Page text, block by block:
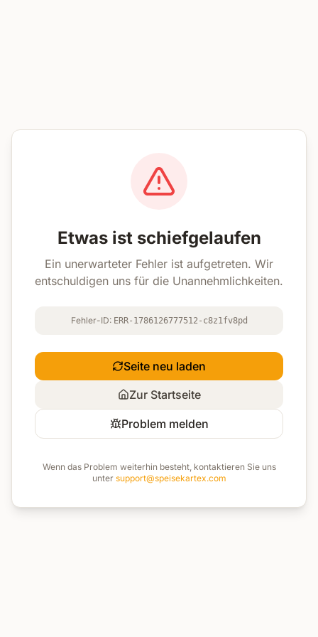
Etwas ist schiefgelaufen
Ein unerwarteter Fehler ist aufgetreten. Wir
entschuldigen uns für die Unannehmlichkeiten.
Fehler-ID: ERR-1786126777512-c8z1fv8pd
Seite neu laden
Zur Startseite
Problem melden
Wenn das Problem weiterhin besteht, kontaktieren Sie uns
unter support@speisekartex.com